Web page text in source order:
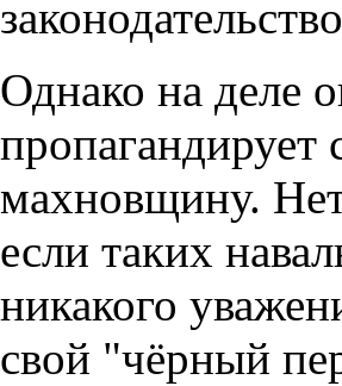
Однако на деле
махновщину.
если таких
никакого
свой "чёрный